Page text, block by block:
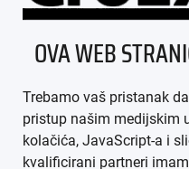
OVA WEB
Trebamo vaš pristanak
pristup našim medijskim
kolačića, JavaScript-a i
kvalificirani partneri